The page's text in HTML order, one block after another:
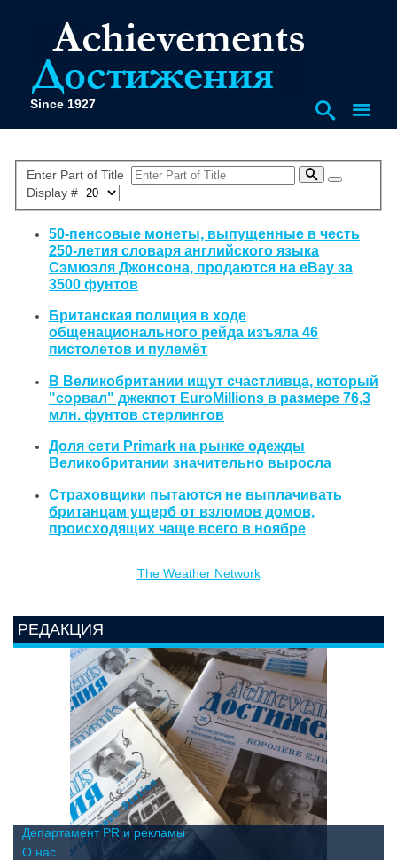
Since 1927
Enter Part of Title
Display #
50-пенсовые монеты, выпущенные в честь
250-летия словаря английского языка
Сэмюэля Джонсона, продаются на eBay за
3500 фунтов
Британская полиция в ходе
общенационального рейда изъяла 46
пистолетов и пулемёт
В Великобритании ищут счастливца, который
"сорвал" джекпот EuroMillions в размере 76,3
млн. фунтов стерлингов
Доля сети Primark на рынке одежды
Великобритании значительно выросла
Страховщики пытаются не выплачивать
британцам ущерб от взломов домов,
происходящих чаще всего в ноябре
The Weather Network
РЕДАКЦИЯ
Департамент PR и рекламы
О нас